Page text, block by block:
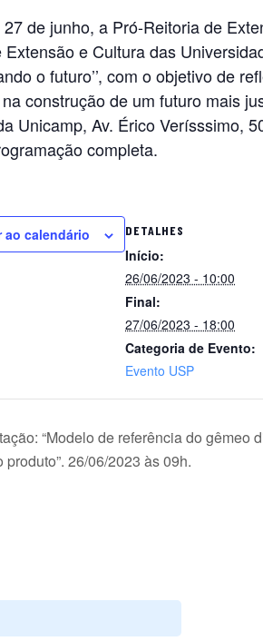
de junho, a Pró-Reitoria de
Extensão e Cultura das
o futuro’’, com o objetivo de
construção de um futuro mais
Unicamp, Av. Érico Verísssimo,
completa.
ao calendário DETALHES
Início:
26/06/2023 - 10:00
Final:
27/06/2023 - 18:00
Categoria de Evento:
Evento USP
“Modelo de referência do gêmeo
produto”. 26/06/2023 às 09h.